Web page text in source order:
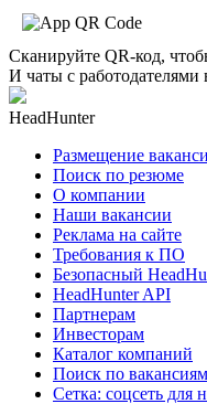
Сканируйте QR-код,
И чаты с работодателями
HeadHunter
Размещение
Поиск по резюме
О компании
Наши вакансии
Реклама на сайте
Требования к ПО
Безопасный
HeadHunter API
Партнерам
Инвесторам
Каталог компаний
Поиск по
Сетка: соцсеть для